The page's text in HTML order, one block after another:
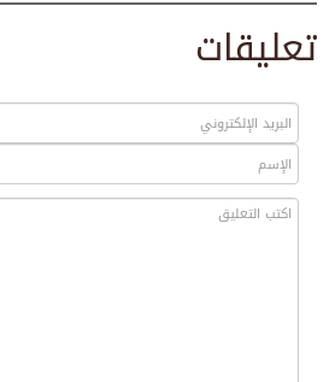
تعليقات